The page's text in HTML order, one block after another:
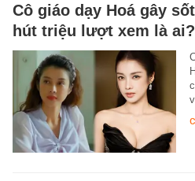
Cô giáo dạy Hoá gây
hút triệu lượt xem là ai?